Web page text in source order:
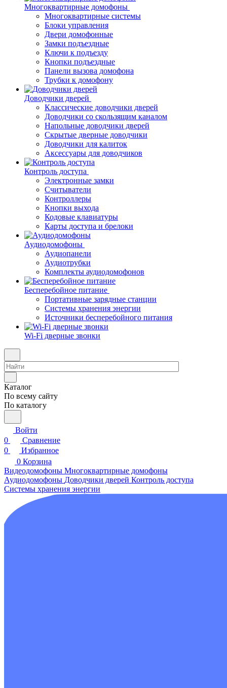
Многоквартирные домофоны
Многоквартирные системы
Блоки управления
Двери домофонные
Замки подъездные
Ключи к подъезду
Кнопки подъездные
Панели вызова домофона
Трубки к домофону
Доводчики дверей
Классические доводчики дверей
Доводчики со скользящим каналом
Напольные доводчики дверей
Скрытые дверные доводчики
Доводчики для калиток
Аксессуары для доводчиков
Контроль доступа
Электронные замки
Считыватели
Контроллеры
Кнопки выхода
Кодовые клавиатуры
Карты доступа и брелоки
Аудиодомофоны
Аудиопанели
Аудиотрубки
Комплекты аудиодомофонов
Бесперебойное питание
Портативные зарядные станции
Системы хранения энергии
Источники бесперебойного питания
Wi-Fi дверные звонки
Каталог
По всему сайту
По каталогу
Войти
0
Сравнение
0
Избранное
0 Корзина
Видеодомофоны Многоквартирные домофоны
Аудиодомофоны Доводчики дверей Контроль доступа
Системы хранения энергии